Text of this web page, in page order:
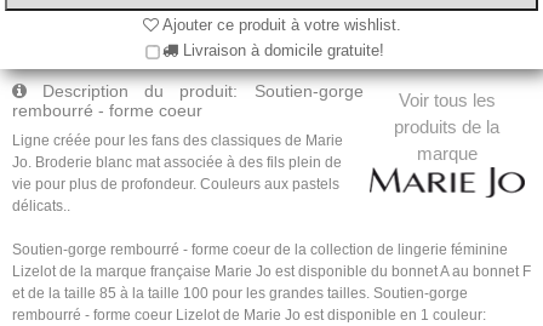
Ajouter ce produit à votre wishlist.
Livraison à domicile gratuite!
Voir tous les
produits de la
marque
Description du produit: Soutien-gorge
rembourré - forme coeur
Ligne créée pour les fans des classiques de Marie
Jo. Broderie blanc mat associée à des fils plein de
vie pour plus de profondeur. Couleurs aux pastels
délicats..
Soutien-gorge rembourré - forme coeur de la collection de lingerie féminine
Lizelot de la marque française Marie Jo est disponible du bonnet A au bonnet F
et de la taille 85 à la taille 100 pour les grandes tailles. Soutien-gorge
rembourré - forme coeur Lizelot de Marie Jo est disponible en 1 couleur: